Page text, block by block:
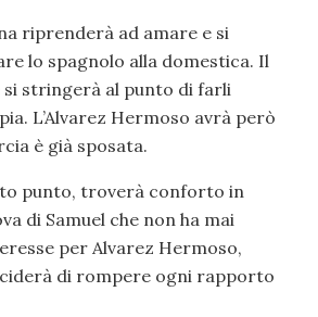
riprenderà ad amare e si
lo spagnolo alla domestica. Il
stringerà al punto di farli
L’Alvarez Hermoso avrà però
è già sposata.
punto, troverà conforto in
di Samuel che non ha mai
per Alvarez Hermoso,
di rompere ogni rapporto